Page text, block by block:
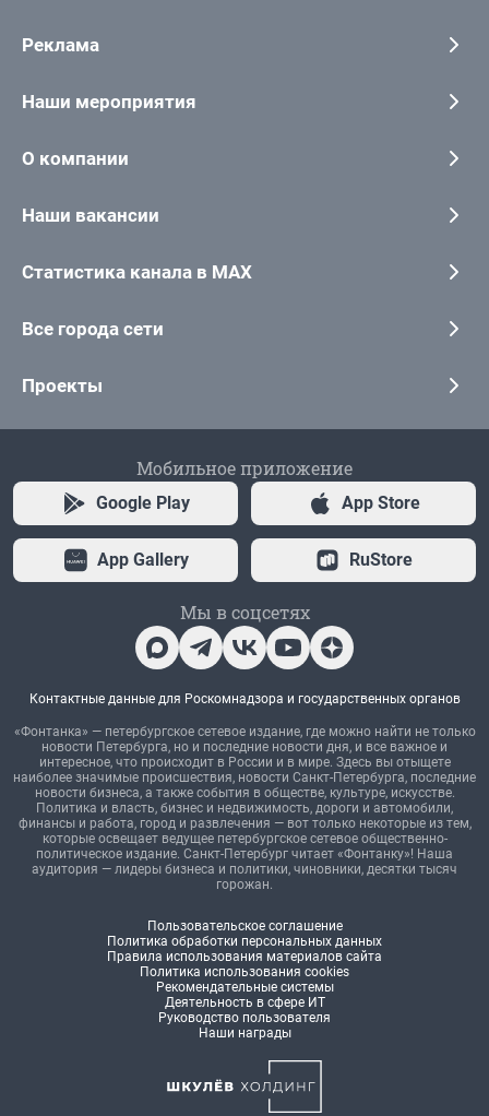
Реклама
Наши мероприятия
О компании
Наши вакансии
Статистика канала в MAX
Все города сети
Проекты
Мобильное приложение
Google Play App Store
App Gallery RuStore
Мы в соцсетях
Контактные данные для Роскомнадзора и государственных органов
«Фонтанка» — петербургское сетевое издание, где можно найти не только
новости Петербурга, но и последние новости дня, и все важное и
интересное, что происходит в России и в мире. Здесь вы отыщете
наиболее значимые происшествия, новости Санкт-Петербурга, последние
новости бизнеса, а также события в обществе, культуре, искусстве.
Политика и власть, бизнес и недвижимость, дороги и автомобили,
финансы и работа, город и развлечения — вот только некоторые из тем,
которые освещает ведущее петербургское сетевое общественно-
политическое издание. Санкт-Петербург читает «Фонтанку»! Наша
аудитория — лидеры бизнеса и политики, чиновники, десятки тысяч
горожан.
Пользовательское соглашение
Политика обработки персональных данных
Правила использования материалов сайта
Политика использования cookies
Рекомендательные системы
Деятельность в сфере ИТ
Руководство пользователя
Наши награды